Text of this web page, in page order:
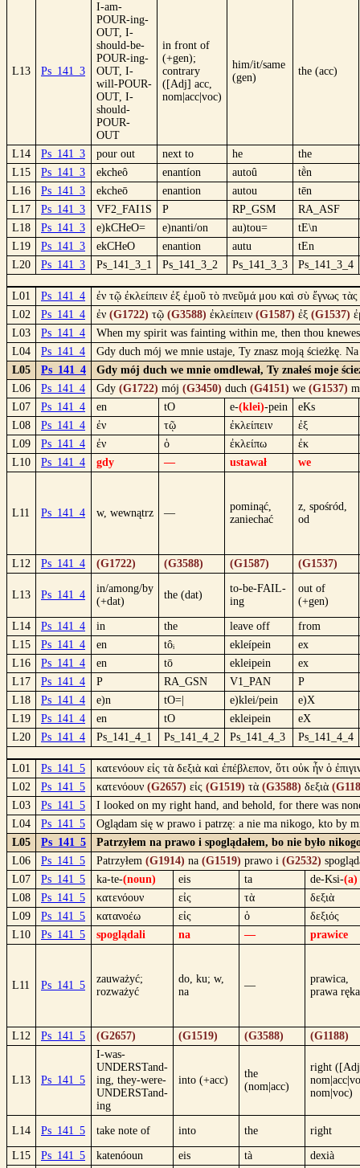
L13 Ps_141_3
I-am-
POUR-ing-
OUT, I-
should-be-
POUR-ing-
OUT, I-
will-POUR-
OUT, I-
should-
POUR-
OUT
in front of
(+gen);
contrary
([Adj] acc,
nom|acc|voc)
him/it/same
(gen)
the (acc)
L14 Ps_141_3 pour out next to he
the
L15
Ps_141_3 ekcheô enantíon autoû
tḕn
L16
Ps_141_3 ekcheō enantion autou
tēn
L17
Ps_141_3 VF2_FAI1S P RP_GSM
RA_ASF
L18
Ps_141_3 e)kCHeO= e)nanti/on au)tou=
tE\n
L19
Ps_141_3 ekCHeO enantion autu
tEn
L20
Ps_141_3 Ps_141_3_1 Ps_141_3_2 Ps_141_3_3 Ps_141_3_4
L01 Ps_141_4
ἐν τῷ ἐκλείπειν ἐξ ἐμοῦ τὸ πνεῦμά μου καὶ σὺ ἔγνως
L02
Ps_141_4 ἐν (G1722) τῷ (G3588) ἐκλείπειν (G1587) ἐξ (G1537)
L03
Ps_141_4
When my spirit was fainting within me, then thou
L04
Ps_141_4
Gdy duch mój we mnie ustaje, Ty znasz moją ścieżkę.
L05
Ps_141_4
Gdy mój duch we mnie omdlewał, Ty znałeś moje
L06
Ps_141_4 Gdy (G1722) mój (G3450) duch (G4151) we (G1537)
L07
Ps_141_4 en tO e-(klei)-pein
eKs
L08
Ps_141_4 ἐν τῷ ἐκλείπειν
ἐξ
L09
Ps_141_4 ἐν ὁ ἐκλείπω
ἐκ
L10
Ps_141_4 gdy — ustawał we
L11 Ps_141_4 w, wewnątrz —
pominąć,
zaniechać
z, spośród,
od
L12 Ps_141_4 (G1722) (G3588) (G1587) (G1537)
L13 Ps_141_4
in/among/by
(+dat)
the (dat)
to-be-FAIL-
ing
out of
(+gen)
L14 Ps_141_4 in the leave off
from
L15
Ps_141_4 en tôᵢ ekleípein
ex
L16
Ps_141_4 en tō ekleipein
ex
L17
Ps_141_4 P RA_GSN V1_PAN
P
L18
Ps_141_4 e)n tO=| e)klei/pein
e)X
L19
Ps_141_4 en tO ekleipein
eX
L20
Ps_141_4 Ps_141_4_1 Ps_141_4_2 Ps_141_4_3 Ps_141_4_4
L01 Ps_141_5
κατενόουν εἰς τὰ δεξιὰ καὶ ἐπέβλεπον, ὅτι οὐκ ἦν ὁ
L02
Ps_141_5 κατενόουν (G2657) εἰς (G1519) τὰ (G3588) δεξιὰ
L03
Ps_141_5
I looked on my right hand, and behold, for there was
L04
Ps_141_5
Oglądam się w prawo i patrzę: a nie ma nikogo, kto by
L05
Ps_141_5
Patrzyłem na prawo i spoglądałem, bo nie było
L06
Ps_141_5 Patrzyłem (G1914) na (G1519) prawo i (G2532)
L07
Ps_141_5 ka-te-(noun) eis ta de-Ksi-(a)
L08
Ps_141_5 κατενόουν εἰς τὰ
δεξιὰ
L09
Ps_141_5 κατανοέω εἰς ὁ
δεξιός
L10
Ps_141_5 spoglądali na — prawice
L11 Ps_141_5
zauważyć;
rozważyć
do, ku; w,
na
—
prawica,
prawa ręka
L12 Ps_141_5 (G2657) (G1519) (G3588) (G1188)
L13 Ps_141_5
I-was-
UNDERSTand-
ing, they-were-
UNDERSTand-
ing
into (+acc)
the
(nom|acc)
right
nom|voc)
L14 Ps_141_5 take note of into the right
L15 Ps_141_5 katenóoun eis tà dexià